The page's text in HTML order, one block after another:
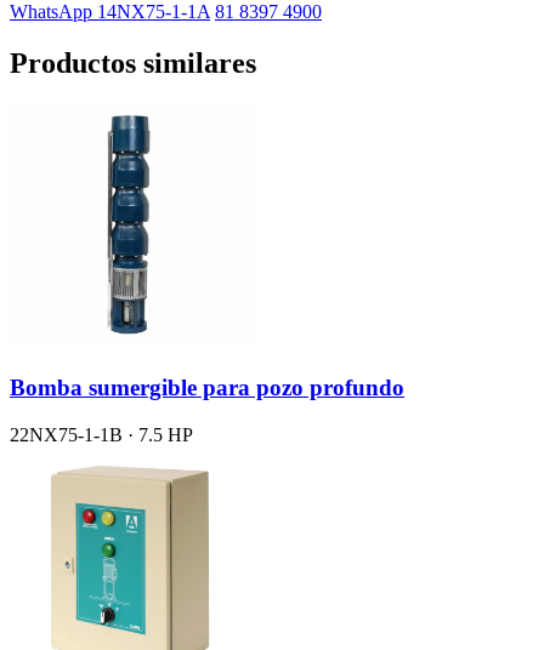
WhatsApp 14NX75-1-1A 81 8397 4900
Productos similares
Bomba sumergible para pozo profundo
22NX75-1-1B · 7.5 HP